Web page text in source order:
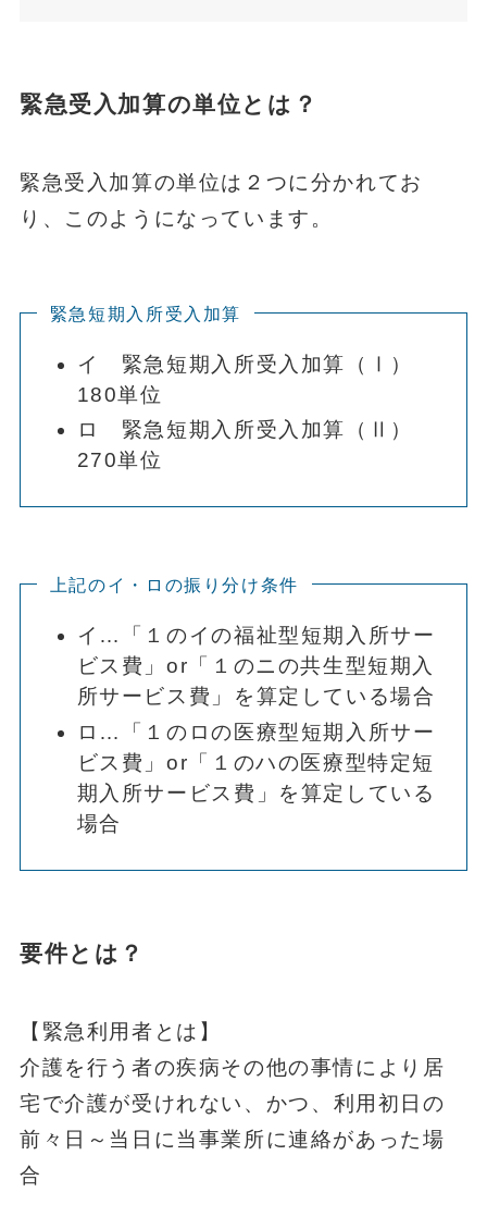
緊急受入加算の単位とは？
緊急受入加算の単位は２つに分かれてお
り、このようになっています。
緊急短期入所受入加算
イ 緊急短期入所受入加算（Ⅰ）
180単位
ロ 緊急短期入所受入加算（Ⅱ）
270単位
上記のイ・ロの振り分け条件
イ…「１のイの福祉型短期入所サー
ビス費」or「１のニの共生型短期入
所サービス費」を算定している場合
ロ…「１のロの医療型短期入所サー
ビス費」or「１のハの医療型特定短
期入所サービス費」を算定している
場合
要件とは？
【緊急利用者とは】
介護を行う者の疾病その他の事情により 居
宅で介護が受けれない 、 かつ 、利用初日の
前々日～当日 に当事業所に連絡があった場
合